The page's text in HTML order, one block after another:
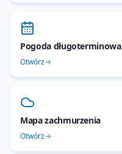
Pogoda długoterminowa
Otwórz
Mapa zachmurzenia
Otwórz